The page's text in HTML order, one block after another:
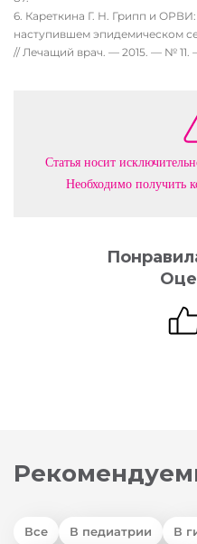
87.
Кареткина Г. Н. Грипп и
наступившем эпидемическом
// Лечащий врач. — 2015. — № 11.
Статья носит
Необходимо получить